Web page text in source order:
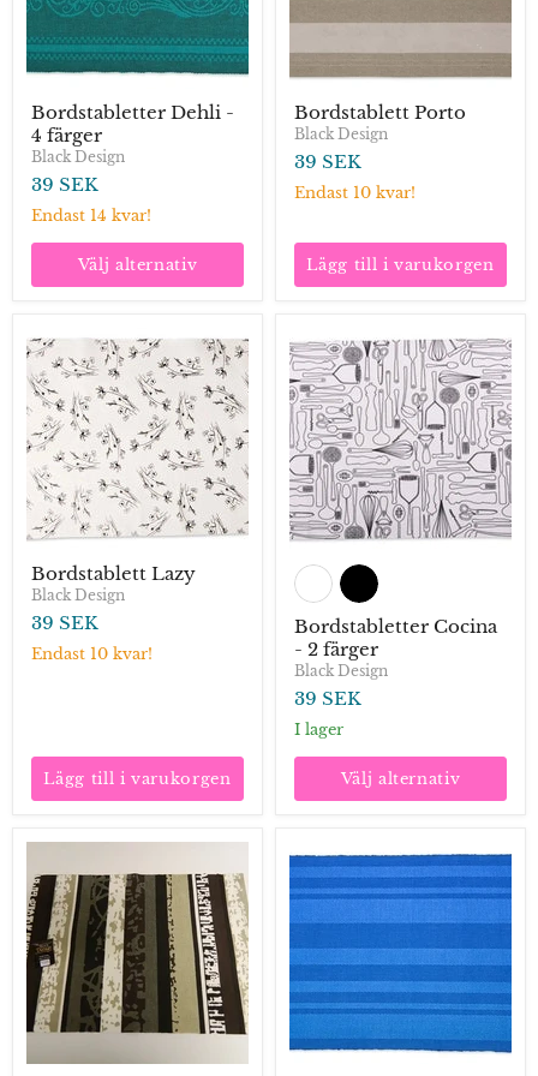
Bordstabletter Dehli -
4 färger
Black Design
39 SEK
Endast 14 kvar!
Välj alternativ
Bordstablett Porto
Black Design
39 SEK
Endast 10 kvar!
Lägg till i varukorgen
Bordstablett
Lazy
Bordstablett Lazy
Black Design
39 SEK
Endast 10 kvar!
Lägg till i varukorgen
Bordstabletter
Cocina
-
2
färger
Bordstabletter Cocina
- 2 färger
Black Design
39 SEK
I lager
Välj alternativ
Lima
-
2
färger
Bordstablett
Basic
-